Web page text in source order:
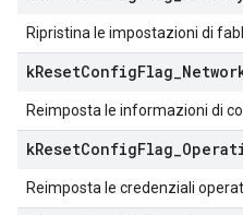
Ripristina le impostazioni di
kResetConfigFlag
Reimposta le informazioni di
kResetConfigFlag
Reimposta le credenziali